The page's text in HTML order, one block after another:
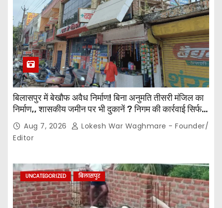
बिलासपुर में बेखौफ अवैध निर्माण! बिना अनुमति तीसरी मंजिल का
निर्माण,, शासकीय जमीन पर भी दुकानें ? निगम की कार्रवाई सिर्फ
नोटिस तक सीमित? मुख्य मार्ग पर नियमों की खुलेआम अनदेखी,
जिम्मेदार अधिकारियों की कार्यप्रणाली पर उठे सवाल…
Aug 7, 2026
Lokesh War Waghmare - Founder/
Editor
UNCATEGORIZED बिलासपुर